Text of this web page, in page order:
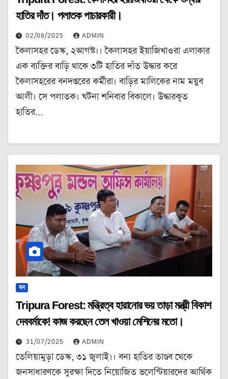
হাতির দাঁত। পলাতক পাচারকারী।
02/08/2025 ADMIN
কৈলাসহর ডেস্ক, ২আগস্ট।। কৈলাসহর ইয়াজিখাওরা এলাকার
এক ব্যক্তির বাড়ি থাকে ৩টি হাতির দাঁত উদ্ধার করে
কৈলাসহরের বনদপ্তরের কর্মীরা। বাড়ির মালিকের নাম ময়ুব
আলী। সে পলাতক। ঘটনা শনিবার বিকালে। উদ্ধারকৃত
হাতির…
বন
Tripura Forest: মন্ত্রিত্ব হারানোর ভয় তাড়া মন্ত্রী বিকাশ
দেববর্মাকে! কাজ করছেন তেল খাওয়া মেশিনের মতো।
31/07/2025 ADMIN
তেলিয়ামুড়া ডেস্ক, ৩১ জুলাই।। বন্য হাতির তাণ্ডব থেকে
জনসাধারণকে সুরক্ষা দিতে নিয়োজিত ভলেন্টিয়ারদের আর্থিক